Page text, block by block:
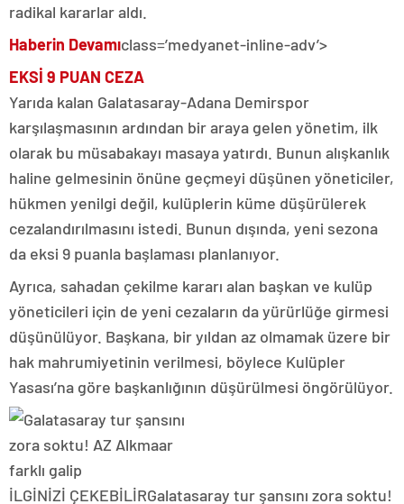
radikal kararlar aldı.
Haberin Devamıclass=’medyanet-inline-adv’>
EKSİ 9 PUAN CEZA
Yarıda kalan Galatasaray-Adana Demirspor
karşılaşmasının ardından bir araya gelen yönetim, ilk
olarak bu müsabakayı masaya yatırdı. Bunun alışkanlık
haline gelmesinin önüne geçmeyi düşünen yöneticiler,
hükmen yenilgi değil, kulüplerin küme düşürülerek
cezalandırılmasını istedi. Bunun dışında, yeni sezona
da eksi 9 puanla başlaması planlanıyor.
Ayrıca, sahadan çekilme kararı alan başkan ve kulüp
yöneticileri için de yeni cezaların da yürürlüğe girmesi
düşünülüyor. Başkana, bir yıldan az olmamak üzere bir
hak mahrumiyetinin verilmesi, böylece Kulüpler
Yasası’na göre başkanlığının düşürülmesi öngörülüyor.
İLGİNİZİ ÇEKEBİLİRGalatasaray tur şansını zora soktu!